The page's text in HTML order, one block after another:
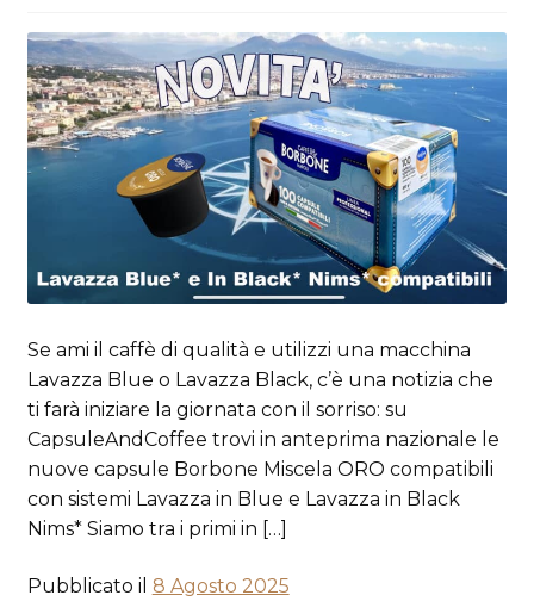
Se ami il caffè di qualità e utilizzi una macchina
Lavazza Blue o Lavazza Black, c’è una notizia che
ti farà iniziare la giornata con il sorriso: su
CapsuleAndCoffee trovi in anteprima nazionale le
nuove capsule Borbone Miscela ORO compatibili
con sistemi Lavazza in Blue e Lavazza in Black
Nims* Siamo tra i primi in […]
Pubblicato il 8 Agosto 2025